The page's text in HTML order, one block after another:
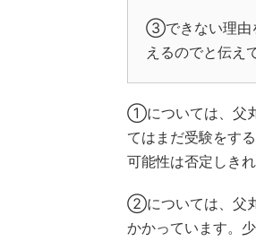
③できない理由
えるのでと伝え
①については、父
てはまだ受験をす
可能性は否定しきれ
②については、父
かかっています。